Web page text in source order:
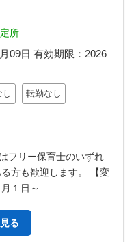
所
09日 有効期限： 2026
し 転勤なし
フリー保育士のいずれ
方も歓迎します。 【変
１日～
る